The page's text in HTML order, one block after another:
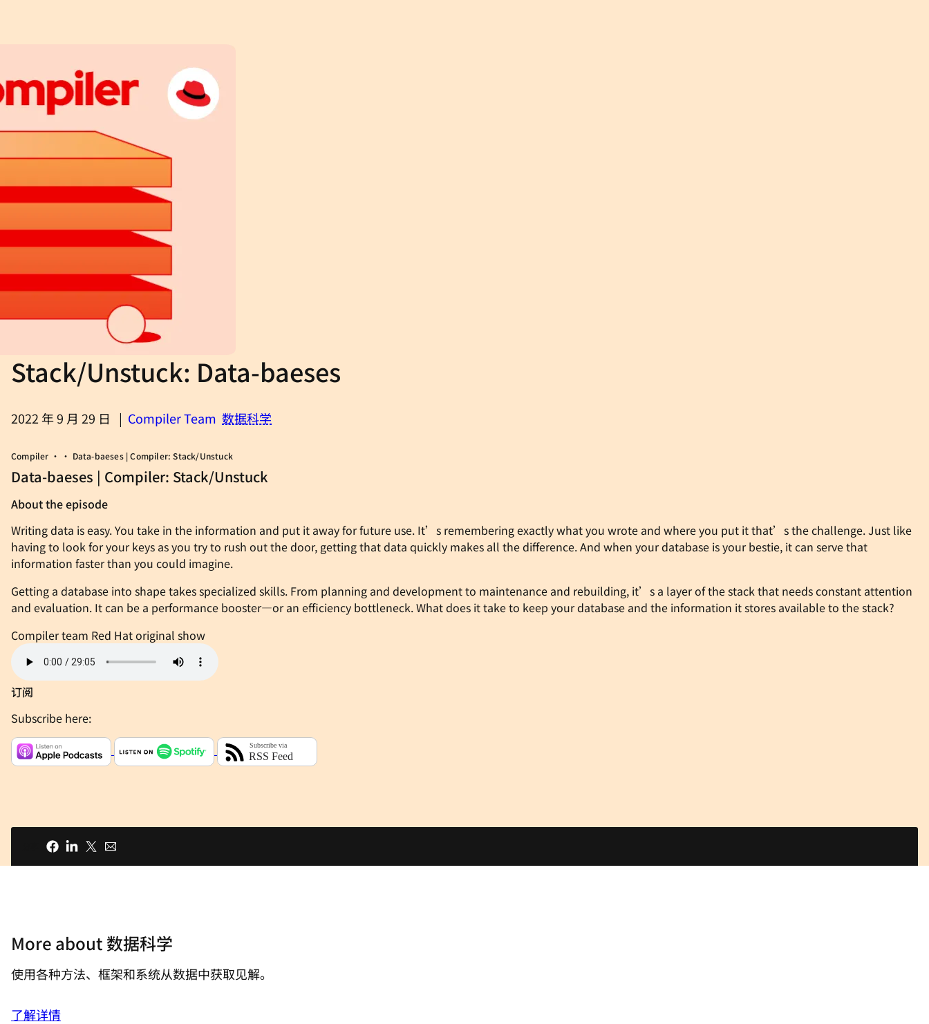
Stack/Unstuck: Data-baeses
2022 年 9 月 29 日 | Compiler Team 数据科学
Compiler • • Data-baeses | Compiler: Stack/Unstuck
Data-baeses | Compiler: Stack/Unstuck
About the episode
Writing data is easy. You take in the information and put it away for future use. It’s remembering exactly what you wrote and where you put it that’s the challenge. Just like
having to look for your keys as you try to rush out the door, getting that data quickly makes all the difference. And when your database is your bestie, it can serve that
information faster than you could imagine.
Getting a database into shape takes specialized skills. From planning and development to maintenance and rebuilding, it’s a layer of the stack that needs constant attention
and evaluation. It can be a performance booster—or an efficiency bottleneck. What does it take to keep your database and the information it stores available to the stack?
Compiler team Red Hat original show
订阅
Subscribe here:
More about 数据科学
使用各种方法、框架和系统从数据中获取见解。
了解详情